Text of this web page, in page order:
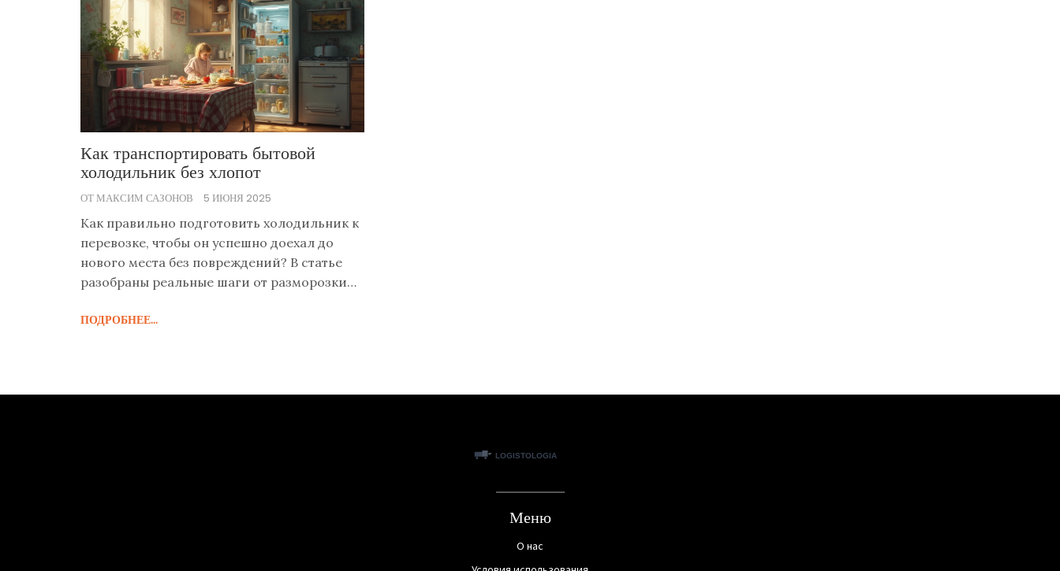
Как транспортировать бытовой
холодильник без хлопот
ОТ МАКСИМ САЗОНОВ 5 ИЮНЯ 2025
Как правильно подготовить холодильник к
перевозке, чтобы он успешно доехал до
нового места без повреждений? В статье
разобраны реальные шаги от разморозки
Приведены советы, которые помогут
холодильник лёжа и как закрепить его
ПОДРОБНЕЕ...
Меню
О нас